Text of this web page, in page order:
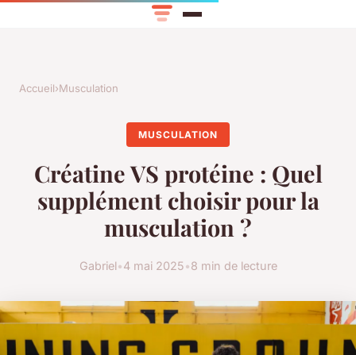
Accueil›Musculation
MUSCULATION
Créatine VS protéine : Quel
supplément choisir pour la
musculation ?
Gabriel•4 mai 2025•8 min de lecture